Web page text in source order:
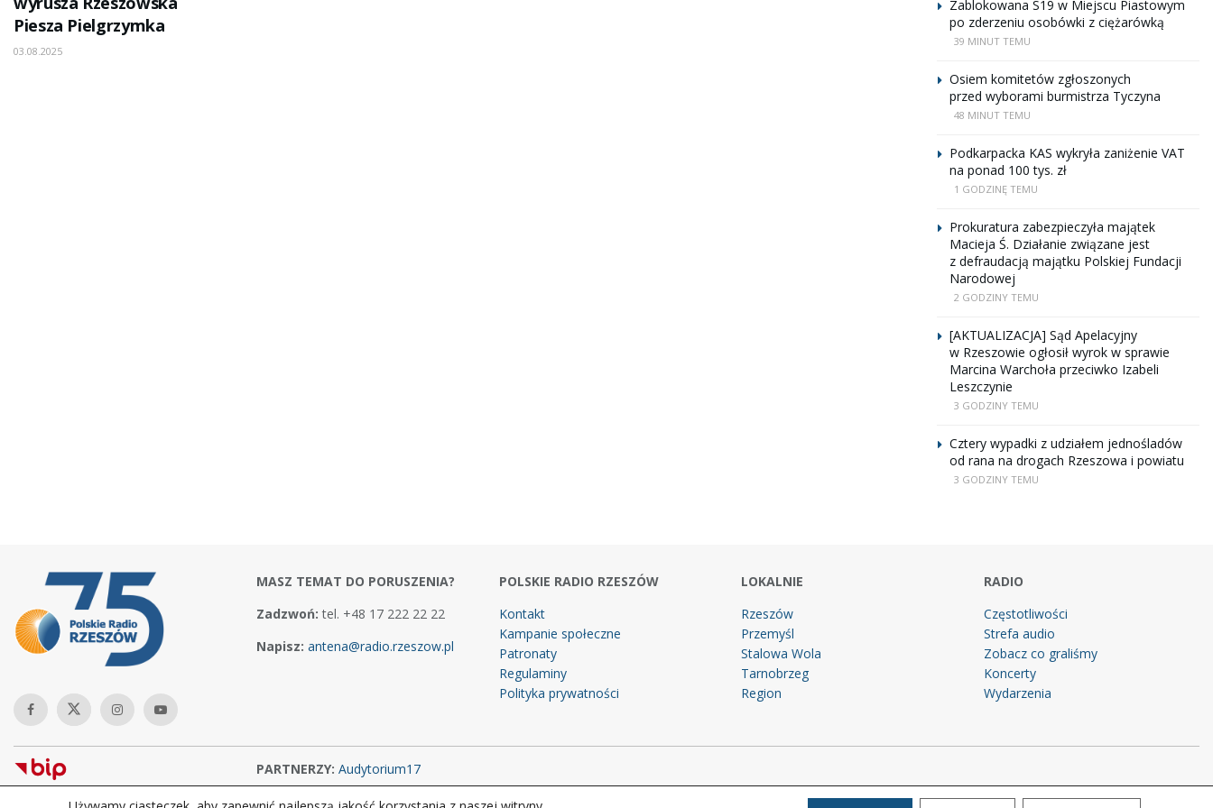
Piesza Pielgrzymka
03.08.2025
Zablokowana S19 w Miejscu Piastowym
po zderzeniu osobówki z ciężarówką
39 MINUT TEMU
Osiem komitetów zgłoszonych
przed wyborami burmistrza Tyczyna
48 MINUT TEMU
Podkarpacka KAS wykryła zaniżenie VAT
na ponad 100 tys. zł
1 GODZINĘ TEMU
Prokuratura zabezpieczyła majątek
Macieja Ś. Działanie związane jest
z defraudacją majątku Polskiej Fundacji
Narodowej
2 GODZINY TEMU
[AKTUALIZACJA] Sąd Apelacyjny
w Rzeszowie ogłosił wyrok w sprawie
Marcina Warchoła przeciwko Izabeli
Leszczynie
3 GODZINY TEMU
Cztery wypadki z udziałem jednośladów
od rana na drogach Rzeszowa i powiatu
3 GODZINY TEMU
MASZ TEMAT DO PORUSZENIA?
Zadzwoń: tel. +48 17 222 22 22
Napisz: antena@radio.rzeszow.pl
POLSKIE RADIO RZESZÓW
Kontakt
Kampanie społeczne
Patronaty
Regulaminy
Polityka prywatności
LOKALNIE
Rzeszów
Przemyśl
Stalowa Wola
Tarnobrzeg
Region
RADIO
Częstotliwości
Strefa audio
Zobacz co graliśmy
Koncerty
Wydarzenia
PARTNERZY: Audytorium17